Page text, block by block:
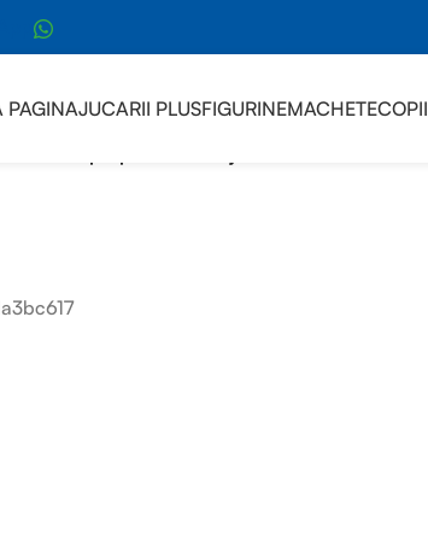
PAGINAJUCARII PLUSFIGURINEMACHETECOPII